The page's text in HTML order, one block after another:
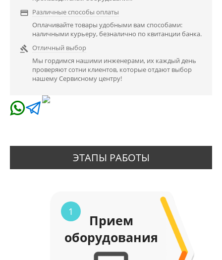
 Различные способы оплаты
Оплачивайте товары удобными вам способами:
наличными курьеру, безналично по квитанции банка.
 Отличный выбор
Мы гордимся нашими инженерами, их каждый день
проверяют сотни клиентов, которые отдают выбор
нашему Сервисному центру!
ЭТАПЫ РАБОТЫ
1
Прием
оборудования